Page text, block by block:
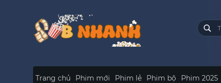
Trang chủ Phim mới Phim lẻ Phim bộ Phim 2025